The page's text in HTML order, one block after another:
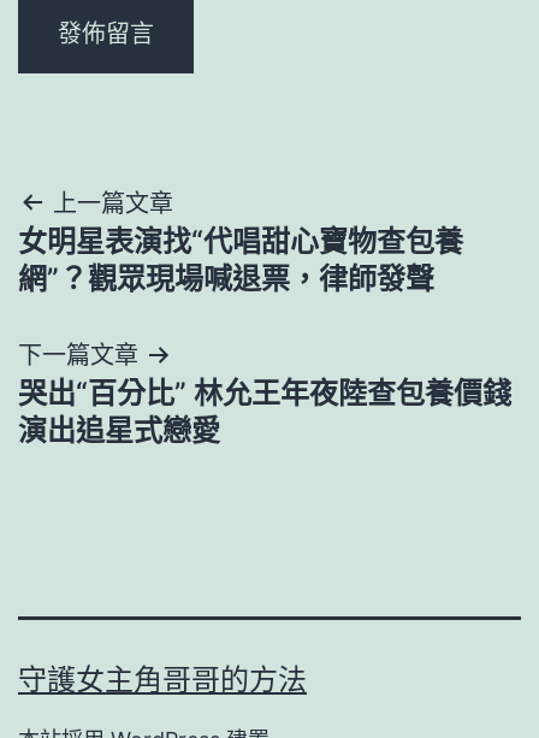
文
章
覽
上一篇文章
女明星表演找“代唱甜心寶物查包養
網”？觀眾現場喊退票，律師發聲
下一篇文章
哭出“百分比” 林允王年夜陸查包養價錢
演出追星式戀愛
守護女主角哥哥的方法